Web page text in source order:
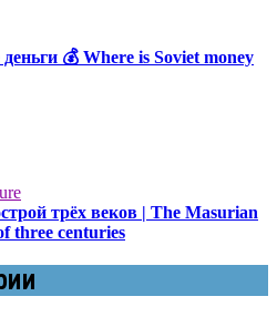
💰 Where is Soviet money
трёх веков | The Masurian
three centuries